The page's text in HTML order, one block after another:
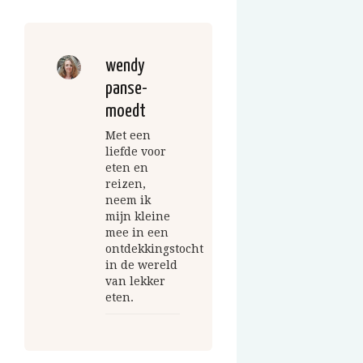
wendy
panse-
moedt
Met een
liefde voor
eten en
reizen,
neem ik
mijn kleine
mee in een
ontdekkingstocht
in de wereld
van lekker
eten.